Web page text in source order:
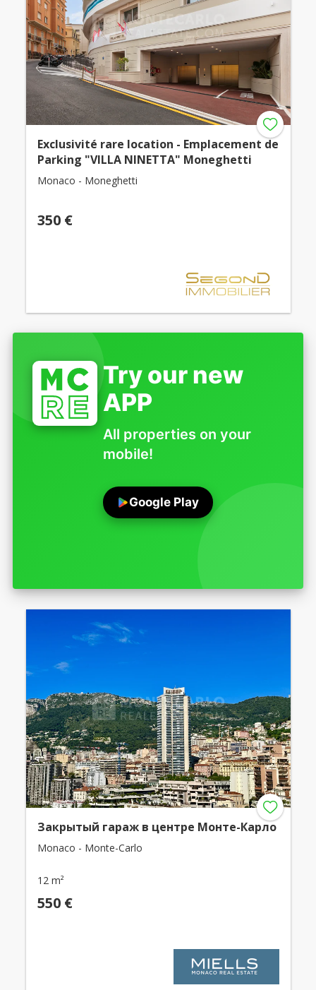
Exclusivité rare location - Emplacement de
Parking "VILLA NINETTA" Moneghetti
Monaco - Moneghetti
350 €
Try our new
APP
All properties on your
mobile!
Google Play
Закрытый гараж в центре Moнте-Карло
Monaco - Monte-Carlo
12 m²
550 €